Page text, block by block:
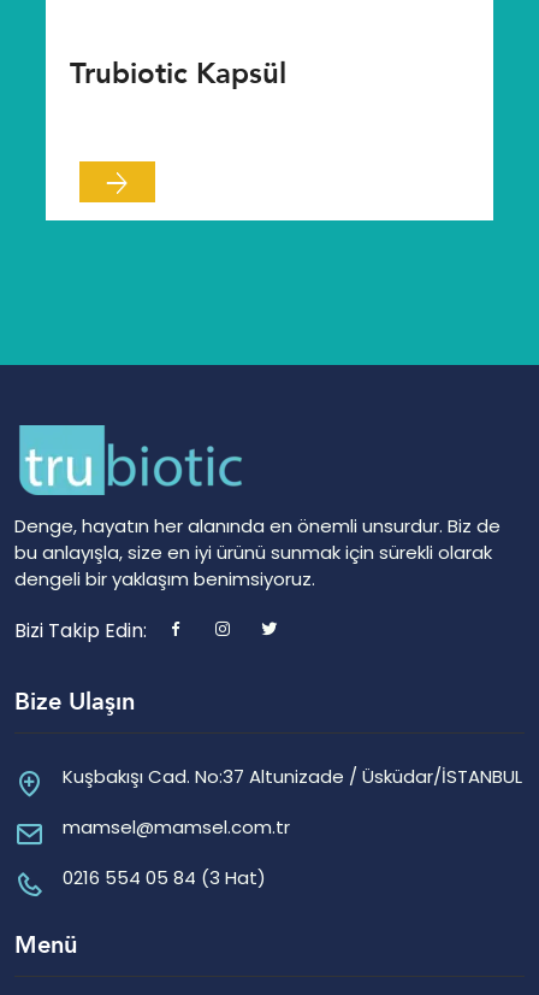
Trubiotic Kapsül
Denge, hayatın her alanında en önemli unsurdur. Biz de
bu anlayışla, size en iyi ürünü sunmak için sürekli olarak
dengeli bir yaklaşım benimsiyoruz.
Bizi Takip Edin:
Bize Ulaşın
Kuşbakışı Cad. No:37 Altunizade / Üsküdar/İSTANBUL
mamsel@mamsel.com.tr
0216 554 05 84 (3 Hat)
Menü